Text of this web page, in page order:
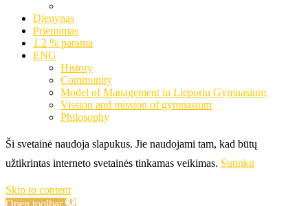
Dienynas
Priėmimas
1.2 % parama
ENG
History
Community
Model of Management in Lieporiu Gymnasium
Vission and mission of gymnasium
Philosophy
Ši svetainė naudoja slapukus. Jie naudojami tam, kad būtų
užtikrintas interneto svetainės tinkamas veikimas. Sutinku
Skip to content
Open toolbar